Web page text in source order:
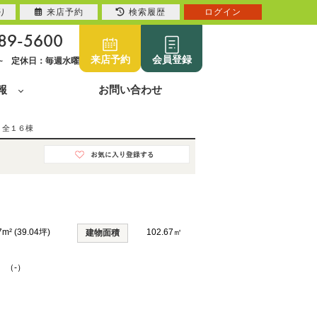
5600
定休日：毎週水曜 来店予約 会員登録
お問い合わせ
１６棟
(39.04坪) 建物面積 102.67㎡
-）
来店予約 検索履歴 ログイン